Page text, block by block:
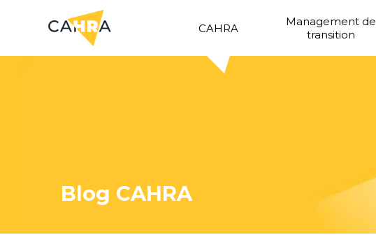
CAHRA
Management de
transition
Blog CAHRA